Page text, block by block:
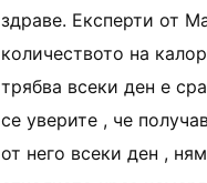
здраве. Експерти от
количеството на
трябва всеки ден е
се уверите , че
от него всеки ден ,